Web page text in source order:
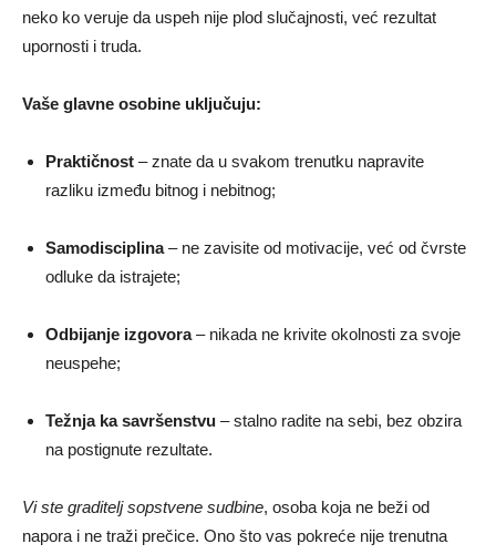
neko ko veruje da uspeh nije plod slučajnosti, već rezultat
upornosti i truda.
Vaše glavne osobine uključuju:
Praktičnost – znate da u svakom trenutku napravite
razliku između bitnog i nebitnog;
Samodisciplina– ne zavisite od motivacije, već od čvrste
odluke da istrajete;
Odbijanje izgovora– nikada ne krivite okolnosti za svoje
neuspehe;
Težnja ka savršenstvu – stalno radite na sebi, bez obzira
na postignute rezultate.
Vi ste graditelj sopstvene sudbine, osoba koja ne beži od
napora i ne traži prečice. Ono što vas pokreće nije trenutna